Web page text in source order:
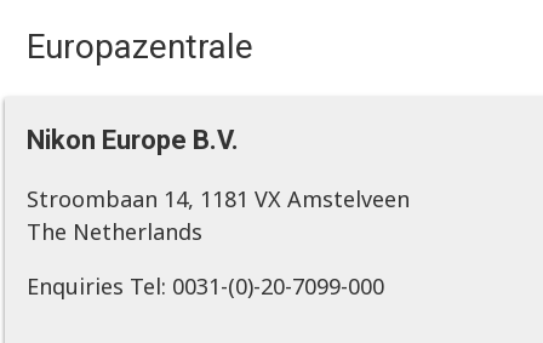
Europazentrale
Nikon Europe B.V.
Stroombaan 14, 1181 VX Amstelveen
The Netherlands
Enquiries Tel: 0031-(0)-20-7099-000